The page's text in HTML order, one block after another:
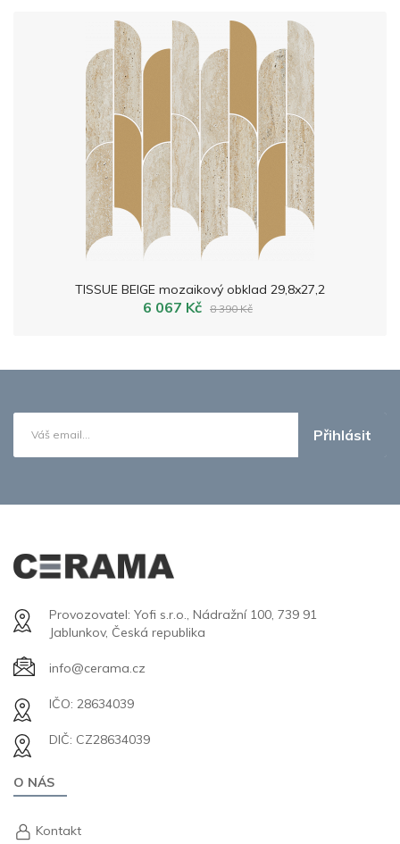
TISSUE BEIGE mozaikový obklad 29,8x27,2
6 067 Kč 8 390 Kč
Přihlásit
Provozovatel: Yofi s.r.o., Nádražní 100, 739 91
Jablunkov, Česká republika
info@cerama.cz
IČO: 28634039
DIČ: CZ28634039
O NÁS
Kontakt